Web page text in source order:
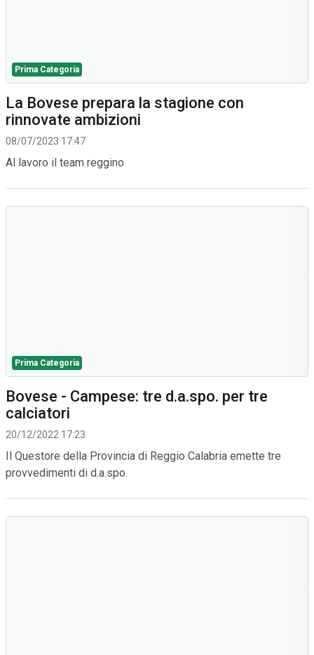
Prima Categoria
La Bovese prepara la stagione con
rinnovate ambizioni
08/07/2023 17:47
Al lavoro il team reggino
Prima Categoria
Bovese - Campese: tre d.a.spo. per tre
calciatori
20/12/2022 17:23
Il Questore della Provincia di Reggio Calabria emette tre
provvedimenti di d.a.spo.